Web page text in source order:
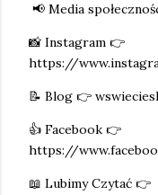
📢 Media
📸 Instagram 👉
https://
📝 Blog 👉
👍 Facebook 👉
https://
📖 Lubimy Czytać 👉